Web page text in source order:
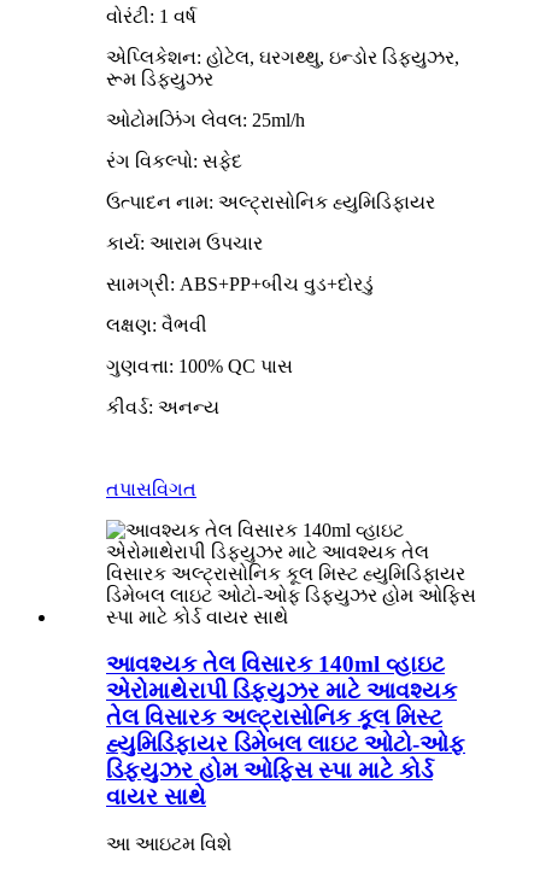
વોરંટી: 1 વર્ષ
એપ્લિકેશન: હોટેલ, ઘરગથ્થુ, ઇન્ડોર ડિફ્યુઝર,
રૂમ ડિફ્યુઝર
ઓટોમઝિંગ લેવલ: 25ml/h
રંગ વિકલ્પો: સફેદ
ઉત્પાદન નામ: અલ્ટ્રાસોનિક હ્યુમિડિફાયર
કાર્ય: આરામ ઉપચાર
સામગ્રી: ABS+PP+બીચ વુડ+દોરડું
લક્ષણ: વૈભવી
ગુણવત્તા: 100% QC પાસ
કીવર્ડ: અનન્ય
તપાસવિગત
આવશ્યક તેલ વિસારક 140ml વ્હાઇટ
એરોમાથેરાપી ડિફ્યુઝર માટે આવશ્યક
તેલ વિસારક અલ્ટ્રાસોનિક કૂલ મિસ્ટ
હ્યુમિડિફાયર ડિમેબલ લાઇટ ઓટો-ઓફ
ડિફ્યુઝર હોમ ઓફિસ સ્પા માટે કોર્ડ
વાયર સાથે
આ આઇટમ વિશે